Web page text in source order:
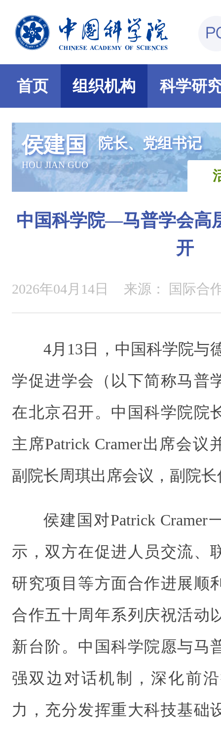
首页 组织机构 科学研
侯建国
HOU JIAN GUO
院长、党组书记
中国科学院—马普学会高
开
2026年04月14日 来源： 国际合
4月13日，中国科学院与
学促进学会（以下简称马普
在北京召开。中国科学院院
主席Patrick Cramer出席会
副院长周琪出席会议，副院
侯建国对Patrick Cramer
示，双方在促进人员交流、
研究项目等方面合作进展顺
合作五十周年系列庆祝活动
新台阶。中国科学院愿与马
强双边对话机制，深化前
力，充分发挥重大科技基础